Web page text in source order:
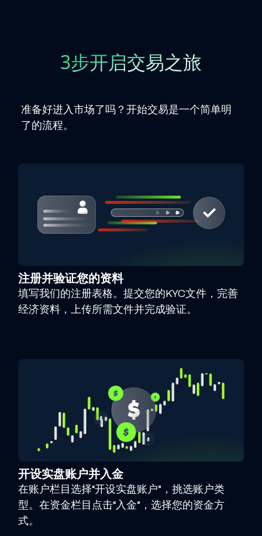
3步开启交易之旅
准备好进入市场了吗？开始交易是一个简单明
了的流程。
注册并验证您的资料
填写我们的注册表格。提交您的KYC文件，完善
经济资料，上传所需文件并完成验证。
开设实盘账户并入金
在账户栏目选择“开设实盘账户”，挑选账户类
型。在资金栏目点击“入金”，选择您的资金方
式。